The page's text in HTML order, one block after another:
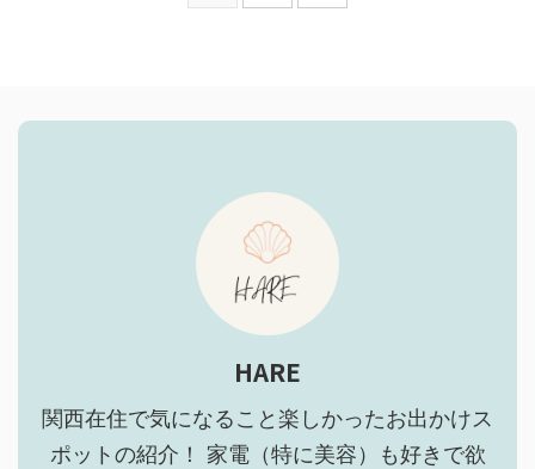
HARE
関西在住で気になること楽しかったお出かけス
ポットの紹介！ 家電（特に美容）も好きで欲